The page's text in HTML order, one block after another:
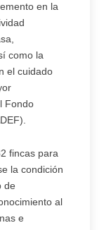
en la
como la
el cuidado
Fondo
fincas para
la condición
de
al
e